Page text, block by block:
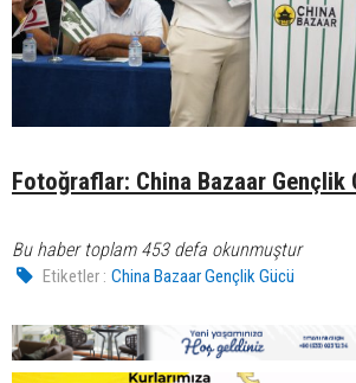
Fotoğraflar: China Bazaar Gençlik
Bu haber toplam 453 defa okunmuştur
Etiketler : China Bazaar Gençlik Gücü